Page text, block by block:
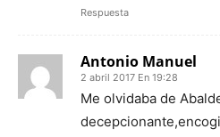
Respuesta
Antonio Manuel
2 abril 2017 En 19:28
Me olvidaba de